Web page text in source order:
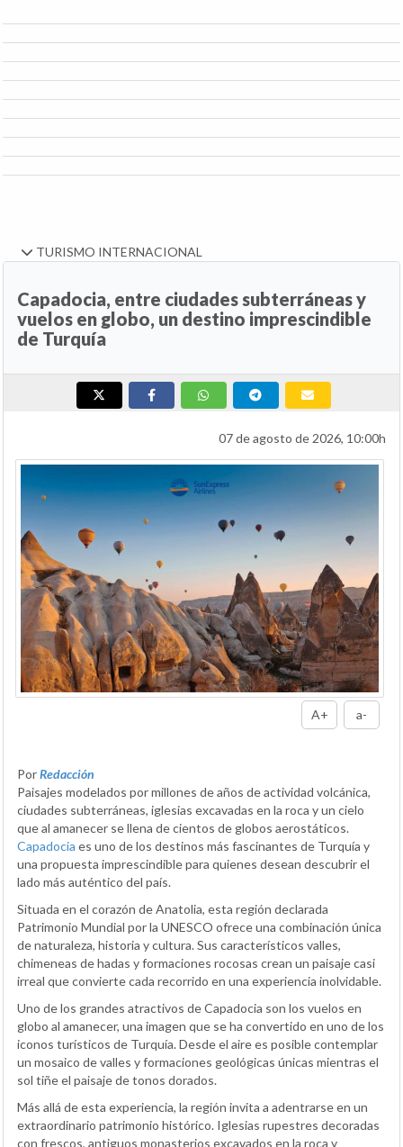
TURISMO INTERNACIONAL
Capadocia, entre ciudades subterráneas y
vuelos en globo, un destino imprescindible
de Turquía
07 de agosto de 2026, 10:00h
A+ a-
PorRedacción
Paisajes modelados por millones de años de actividad volcánica,
ciudades subterráneas, iglesias excavadas en la roca y un cielo
que al amanecer se llena de cientos de globos aerostáticos.
Capadocia es uno de los destinos más fascinantes de Turquía y
una propuesta imprescindible para quienes desean descubrir el
lado más auténtico del país.
Situada en el corazón de Anatolia, esta región declarada
Patrimonio Mundial por la UNESCO ofrece una combinación única
de naturaleza, historia y cultura. Sus característicos valles,
chimeneas de hadas y formaciones rocosas crean un paisaje casi
irreal que convierte cada recorrido en una experiencia inolvidable.
Uno de los grandes atractivos de Capadocia son los vuelos en
globo al amanecer, una imagen que se ha convertido en uno de los
iconos turísticos de Turquía. Desde el aire es posible contemplar
un mosaico de valles y formaciones geológicas únicas mientras el
sol tiñe el paisaje de tonos dorados.
Más allá de esta experiencia, la región invita a adentrarse en un
extraordinario patrimonio histórico. Iglesias rupestres decoradas
con frescos, antiguos monasterios excavados en la roca y